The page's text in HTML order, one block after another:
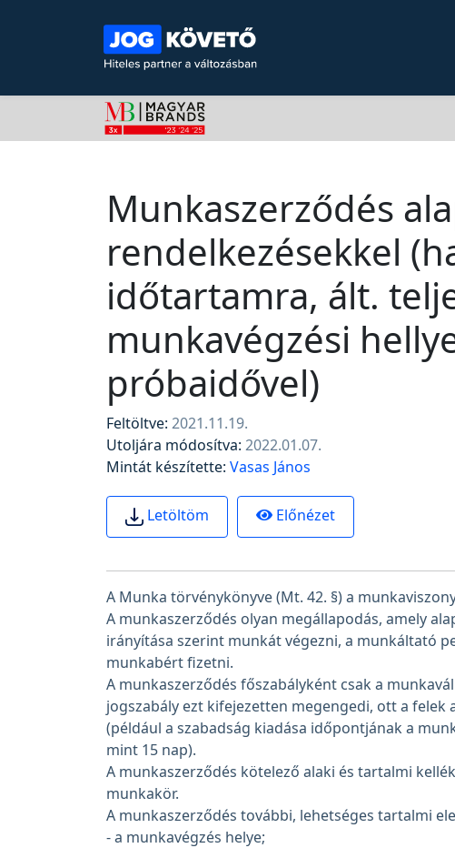
Munkaszerződés
rendelkezésekkel
időtartamra, ált.
munkavégzési
próbaidővel)
Feltöltve: 2021.11.19.
Utoljára módosítva: 2022.01.07.
Mintát készítette: Vasas János
Letöltöm Előnézet
A Munka törvénykönyve (Mt. 42. §) a
A munkaszerződés olyan megállapodás, amely
irányítása szerint munkát végezni, a munkáltató
munkabért fizetni.
A munkaszerződés főszabályként csak a
jogszabály ezt kifejezetten megengedi, ott a
(például a szabadság kiadása időpontjának a
mint 15 nap).
A munkaszerződés kötelező alaki és tartalmi
munkakör.
A munkaszerződés további, lehetséges tartalmi
- a munkavégzés helye;